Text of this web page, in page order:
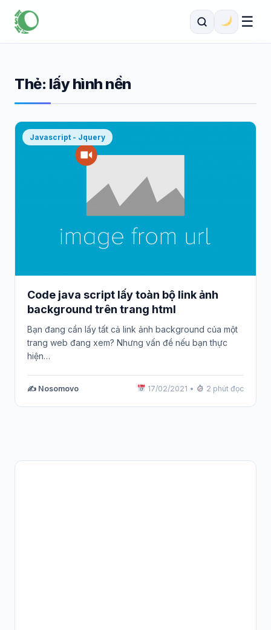
☰
Thẻ: lấy hình nền
Javascript - Jquery
Code java script lấy toàn bộ link ảnh
background trên trang html
Bạn đang cần lấy tất cả link ảnh background của một
trang web đang xem? Nhưng vấn đề nếu bạn thực
hiện…
✍️ Nosomovo 17/02/2021 • 2 phút đọc